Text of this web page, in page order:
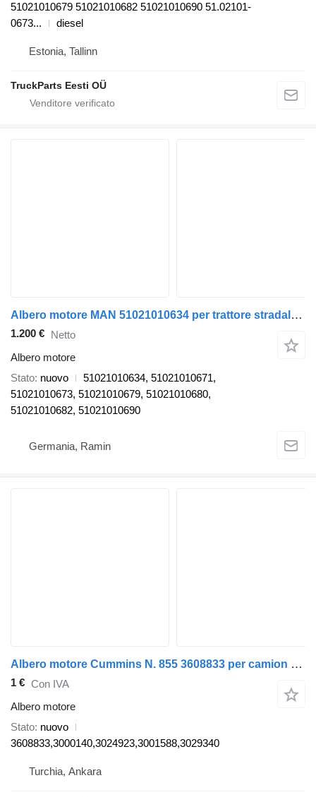
51021010679 51021010682 51021010690 51.02101-
0673...
diesel
Estonia, Tallinn
TruckParts Eesti OÜ
Albero motore MAN 51021010634 per trattore stradale MAN TGA, TGX, TGS
1.200 € Netto
Albero motore
Stato nuovo
51021010634, 51021010671,
51021010673, 51021010679, 51021010680,
51021010682, 51021010690
Germania, Ramin
Albero motore Cummins N. 855 3608833 per camion Cummins
1 € Con IVA
Albero motore
Stato nuovo
3608833,3000140,3024923,3001588,3029340
Turchia, Ankara